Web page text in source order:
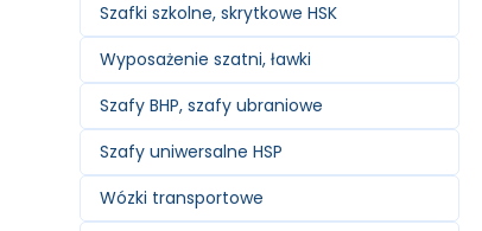
Szafki szkolne, skrytkowe HSK
Wyposażenie szatni, ławki
Szafy BHP, szafy ubraniowe
Szafy uniwersalne HSP
Wózki transportowe